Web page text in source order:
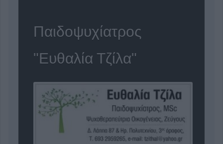
Παιδοψυχίατρος
"Ευθαλία Τζίλα"